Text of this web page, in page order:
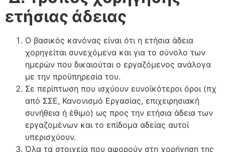
ετήσιας άδειας
Ο βασικός κανόνας είναι ότι η ετήσια άδεια
χορηγείται συνεχόμενα και για το σύνολο των
ημερών που δικαιούται ο εργαζόμενος ανάλογα
με την προϋπηρεσία του.
Σε περίπτωση που ισχύουν ευνοϊκότεροι όροι (πχ
από ΣΣΕ, Κανονισμό Εργασίας, επιχειρησιακή
συνήθεια ή έθιμο) ως προς την ετήσια άδεια των
εργαζομένων και το επίδομα αδείας αυτοί
υπερισχύουν.
Όλα τα στοιχεία που αφορούν στη χορήγηση της